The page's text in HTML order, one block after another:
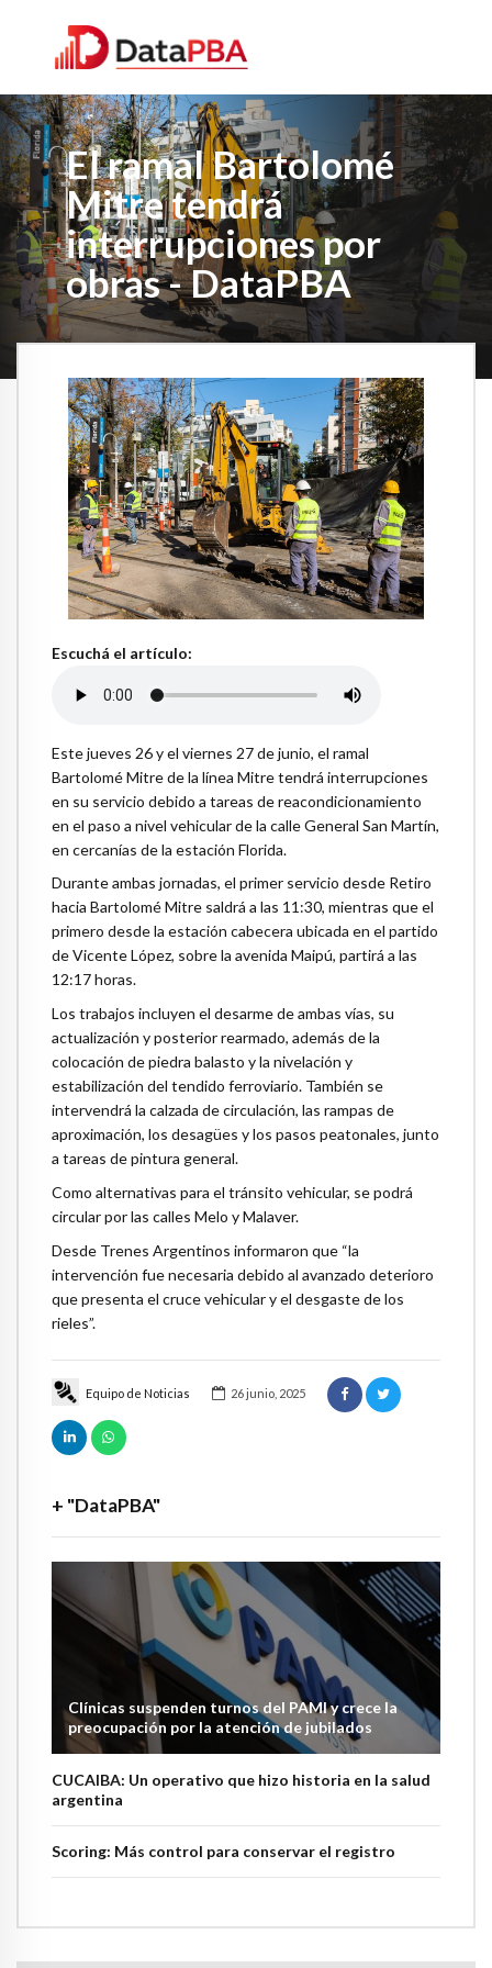
El ramal Bartolomé
Mitre tendrá
interrupciones por
obras - DataPBA
Equipo de Noticias 26 junio, 2025
+ "DataPBA"
Clínicas suspenden turnos del PAMI y crece la
preocupación por la atención de jubilados
CUCAIBA: Un operativo que hizo historia en la salud
argentina
Scoring: Más control para conservar el registro
Escuchá el artículo:
Este jueves 26 y el viernes 27 de junio, el ramal
Bartolomé Mitre de la línea Mitre tendrá interrupciones
en su servicio debido a tareas de reacondicionamiento
en el paso a nivel vehicular de la calle General San Martín,
en cercanías de la estación Florida.
Durante ambas jornadas, el primer servicio desde Retiro
hacia Bartolomé Mitre saldrá a las 11:30, mientras que el
primero desde la estación cabecera ubicada en el partido
de Vicente López, sobre la avenida Maipú, partirá a las
12:17 horas.
Los trabajos incluyen el desarme de ambas vías, su
actualización y posterior rearmado, además de la
colocación de piedra balasto y la nivelación y
estabilización del tendido ferroviario. También se
intervendrá la calzada de circulación, las rampas de
aproximación, los desagües y los pasos peatonales, junto
a tareas de pintura general.
Como alternativas para el tránsito vehicular, se podrá
circular por las calles Melo y Malaver.
Desde Trenes Argentinos informaron que “la
intervención fue necesaria debido al avanzado deterioro
que presenta el cruce vehicular y el desgaste de los
rieles”.